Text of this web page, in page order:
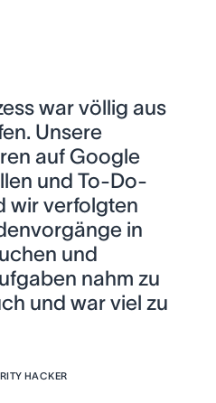
war völlig aus
Unsere
auf Google
und To-Do-
wir verfolgten
in
und
nahm zu
und war viel zu
HACKER